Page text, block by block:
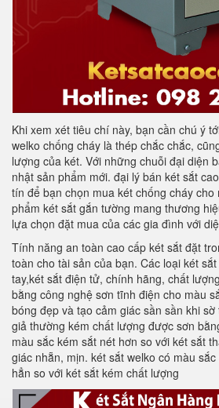
Khi xem xét tiêu chí này, bạn cần chú ý
welko chống cháy là thép chắc chắc,
lượng của két. Với những chuỗi đại diện
nhật sản phẩm mới. đại lý bán két sắt
tín để bạn chọn mua két chống cháy cho
phẩm két sắt gắn tường mang thương
lựa chọn đặt mua của các gia đình với
Tính năng an toàn cao cấp két sắt đặt
toàn cho tài sản của bạn. Các loại két
tay,két sắt điện tử, chính hãng, chất
bằng công nghệ sơn tĩnh điện cho màu
bóng đẹp và tạo cảm giác sần sần khi
giả thường kém chất lượng được sơn
màu sắc kém sắt nét hơn so với két sắt
giác nhẵn, mịn. két sắt welko có màu
hẳn so với két sắt kém chất lượng